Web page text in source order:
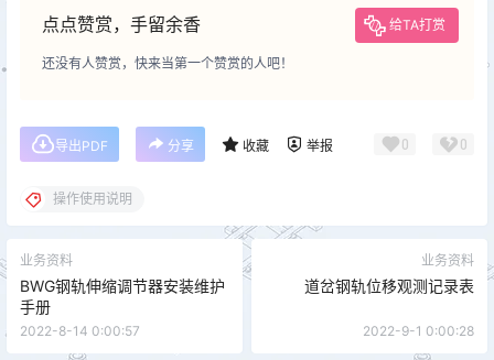
点点赞赏，手留余香 给TA打赏
还没有人赞赏，快来当第一个赞赏的人吧！
导出PDF 分享 收藏 举报 0 0
操作使用说明
业务资料
BWG钢轨伸缩调节器安装维护
手册
2022-8-14 0:00:57
业务资料
道岔钢轨位移观测记录表
2022-9-1 0:00:28